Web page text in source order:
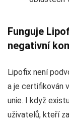
Funguje
negativní
Lipofix není
a je certifikován
unie. I když
uživatelů, kteří